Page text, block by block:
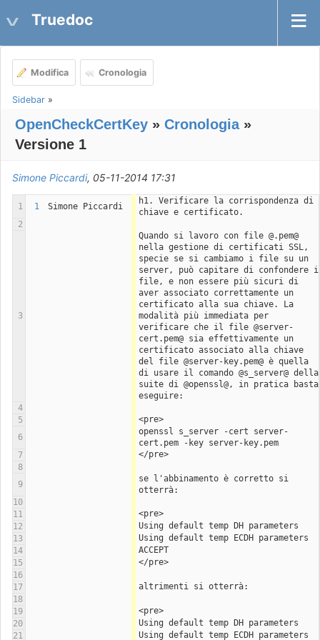
Truedoc
Modifica Cronologia
Sidebar »
OpenCheckCertKey » Cronologia»
Versione 1
Simone Piccardi, 05-11-2014 17:31
1 1 Simone Piccardi
h1. Verificare la corrispondenza di
chiave e certificato.
2
3
Quando si lavoro con file @.pem@
nella gestione di certificati SSL,
specie se si cambiamo i file su un
server, può capitare di confondere i
file, e non essere più sicuri di
aver associato correttamente un
certificato alla sua chiave. La
modalità più immediata per
verificare che il file @server-
cert.pem@ sia effettivamente un
certificato associato alla chiave
del file @server-key.pem@ è quella
di usare il comando @s_server@ della
suite di @openssl@, in pratica basta
eseguire:
4
5
<pre>
6
openssl s_server -cert server-
cert.pem -key server-key.pem
7
</pre>
8
9
se l'abbinamento è corretto si
otterrà:
10
11
<pre>
12
Using default temp DH parameters
13
Using default temp ECDH parameters
14
ACCEPT
15
</pre>
16
17
altrimenti si otterrà:
18
19
<pre>
20
Using default temp DH parameters
21
Using default temp ECDH parameters